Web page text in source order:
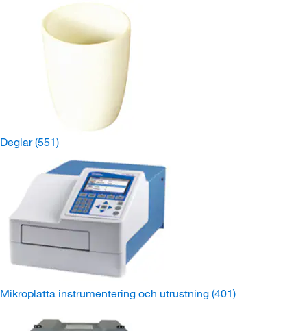
Deglar(551)
Mikroplatta instrumentering och utrustning (401)